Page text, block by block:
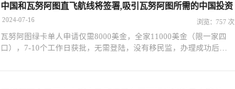
中国和瓦努阿图直飞航线将签署,吸引瓦努阿图所需的中国投资
2024-07-16 浏览：757 次
瓦努阿图绿卡单人申请仅需8000美金，全家11000美金（限一家四
口），7-10个工作日获批，无需登陆，没有移民监，办理成功后可